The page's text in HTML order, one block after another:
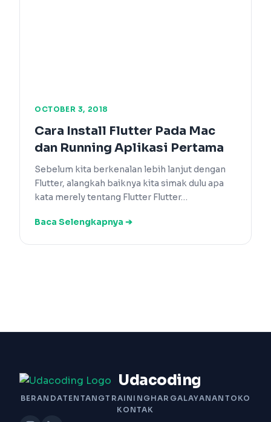
OCTOBER 3, 2018
Cara Install Flutter Pada Mac
dan Running Aplikasi Pertama
Sebelum kita berkenalan lebih lanjut dengan
Flutter, alangkah baiknya kita simak dulu apa
kata merely tentang Flutter Flutter…
Baca Selengkapnya ➔
Udacoding
BERANDATENTANGTRAININGHARGALAYANAN TOKO
KONTAK